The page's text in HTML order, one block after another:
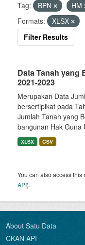
Tag: BPN HM
Formats:
XLSX
Filter Results
Data Tanah yang
2021-2023
Merupakan Data
bersertipikat pada
Jumlah Tanah yang
bangunan Hak Guna
XLSX CSV
You can also access this
API).
About Satu Data
CKAN API